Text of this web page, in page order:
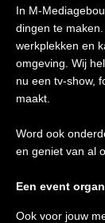
In M-
dingen te maken.
werkplekken en
omgeving. Wij
nu een tv-show,
maakt.
Word ook
en geniet van al
Een event
Ook voor jouw